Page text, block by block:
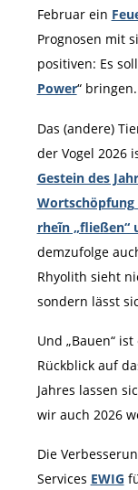
Februar ein
Prognosen mit
positiven: Es
Power“ bringen.
Das (andere)
der Vogel 2026
Gestein des
Wortschöpfung
rheĩn „fließen“
demzufolge
Rhyolith sieht
sondern lässt
Und „Bauen“
Rückblick auf
Jahres lassen
wir auch 2026
Die
Services EWIG